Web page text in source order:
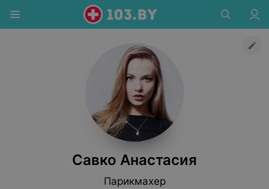
Савко Анастасия
Парикмахер